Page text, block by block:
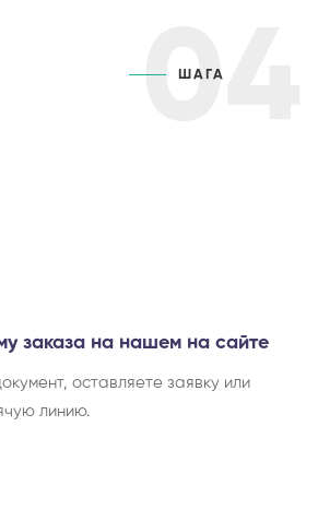
04
ШАГА
заказа на нашем на сайте
оставляете заявку или
линию.